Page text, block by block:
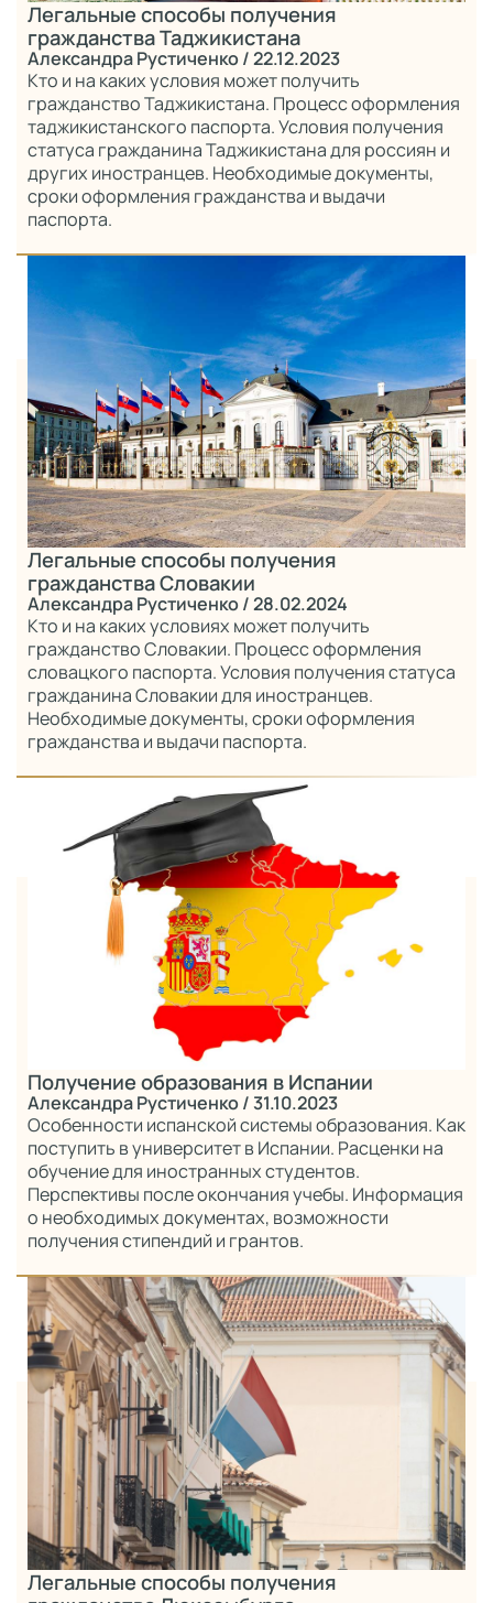
Легальные способы получения
гражданства Таджикистана
Александра Рустиченко/ 22.12.2023
Кто и на каких условия может получить
гражданство Таджикистана. Процесс оформления
таджикистанского паспорта. Условия получения
статуса гражданина Таджикистана для россиян и
других иностранцев. Необходимые документы,
сроки оформления гражданства и выдачи
паспорта.
Легальные способы получения
гражданства Словакии
Александра Рустиченко/ 28.02.2024
Кто и на каких условиях может получить
гражданство Словакии. Процесс оформления
словацкого паспорта. Условия получения статуса
гражданина Словакии для иностранцев.
Необходимые документы, сроки оформления
гражданства и выдачи паспорта.
Получение образования в Испании
Александра Рустиченко/ 31.10.2023
Особенности испанской системы образования. Как
поступить в университет в Испании. Расценки на
обучение для иностранных студентов.
Перспективы после окончания учебы. Информация
о необходимых документах, возможности
получения стипендий и грантов.
Легальные способы получения